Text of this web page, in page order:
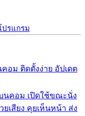
รแกรม
อม ติดตั้งง่าย อัปเดต
นคอม เปิดใช้ขณะนั่ง
เสียง คุยเห็นหน้า ส่ง